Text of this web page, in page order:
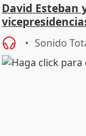
David Esteban
Sonido